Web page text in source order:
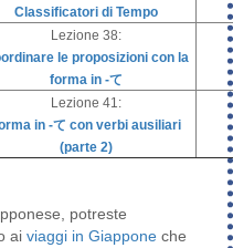
Classificatori di Tempo
Lezione 38:
le proposizioni con la
forma in -て
Lezione 41:
in -て con verbi ausiliari
(parte 2)
potreste
ai viaggi in Giappone che